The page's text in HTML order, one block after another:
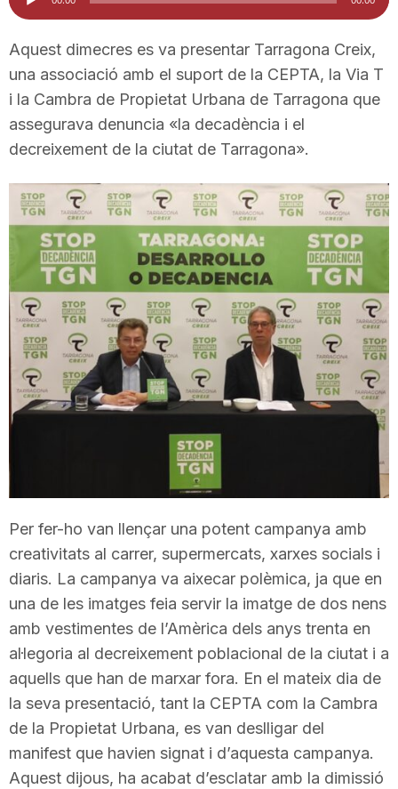
i
u
t
a
d
e
T
r
r
g
o
d'àudio
Aquest dimecres es va presentar Tarragona Creix,
una associació amb el suport de la CEPTA, la Via T
i la Cambra de Propietat Urbana de Tarragona que
assegurava denuncia «la decadència i el
decreixement de la ciutat de Tarragona».
Per fer-ho van llençar una potent campanya amb
creativitats al carrer, supermercats, xarxes socials i
diaris. La campanya va aixecar polèmica, ja que en
una de les imatges feia servir la imatge de dos nens
amb vestimentes de l’Amèrica dels anys trenta en
al·legoria al decreixement poblacional de la ciutat i a
aquells que han de marxar fora. En el mateix dia de
la seva presentació, tant la CEPTA com la Cambra
de la Propietat Urbana, es van deslligar del
manifest que havien signat i d’aquesta campanya.
Aquest dijous, ha acabat d’esclatar amb la dimissió